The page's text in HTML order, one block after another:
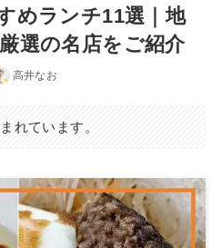
めランチ11選｜地
選の名店をご紹介
高井なお
れています。